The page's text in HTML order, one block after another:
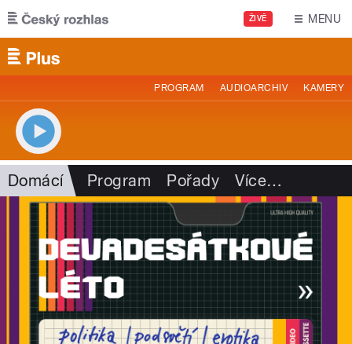
Přejít k hlavnímu obsahu
ŽIVĚ MENU
PROGRAM AUDIOARCHIV KAMERY
Domácí Program Pořady Více…